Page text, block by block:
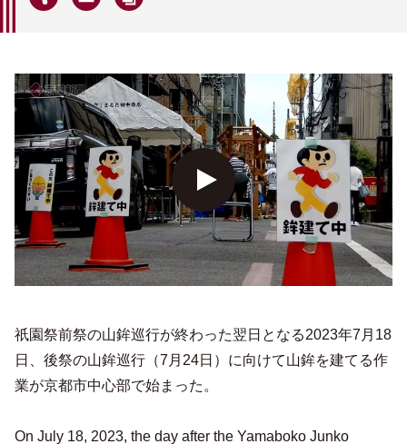
祇園祭前祭の山鉾巡行が終わった翌日となる2023年7月18
日、後祭の山鉾巡行（7月24日）に向けて山鉾を建てる作
業が京都市中心部で始まった。
On July 18, 2023, the day after the Yamaboko Junko